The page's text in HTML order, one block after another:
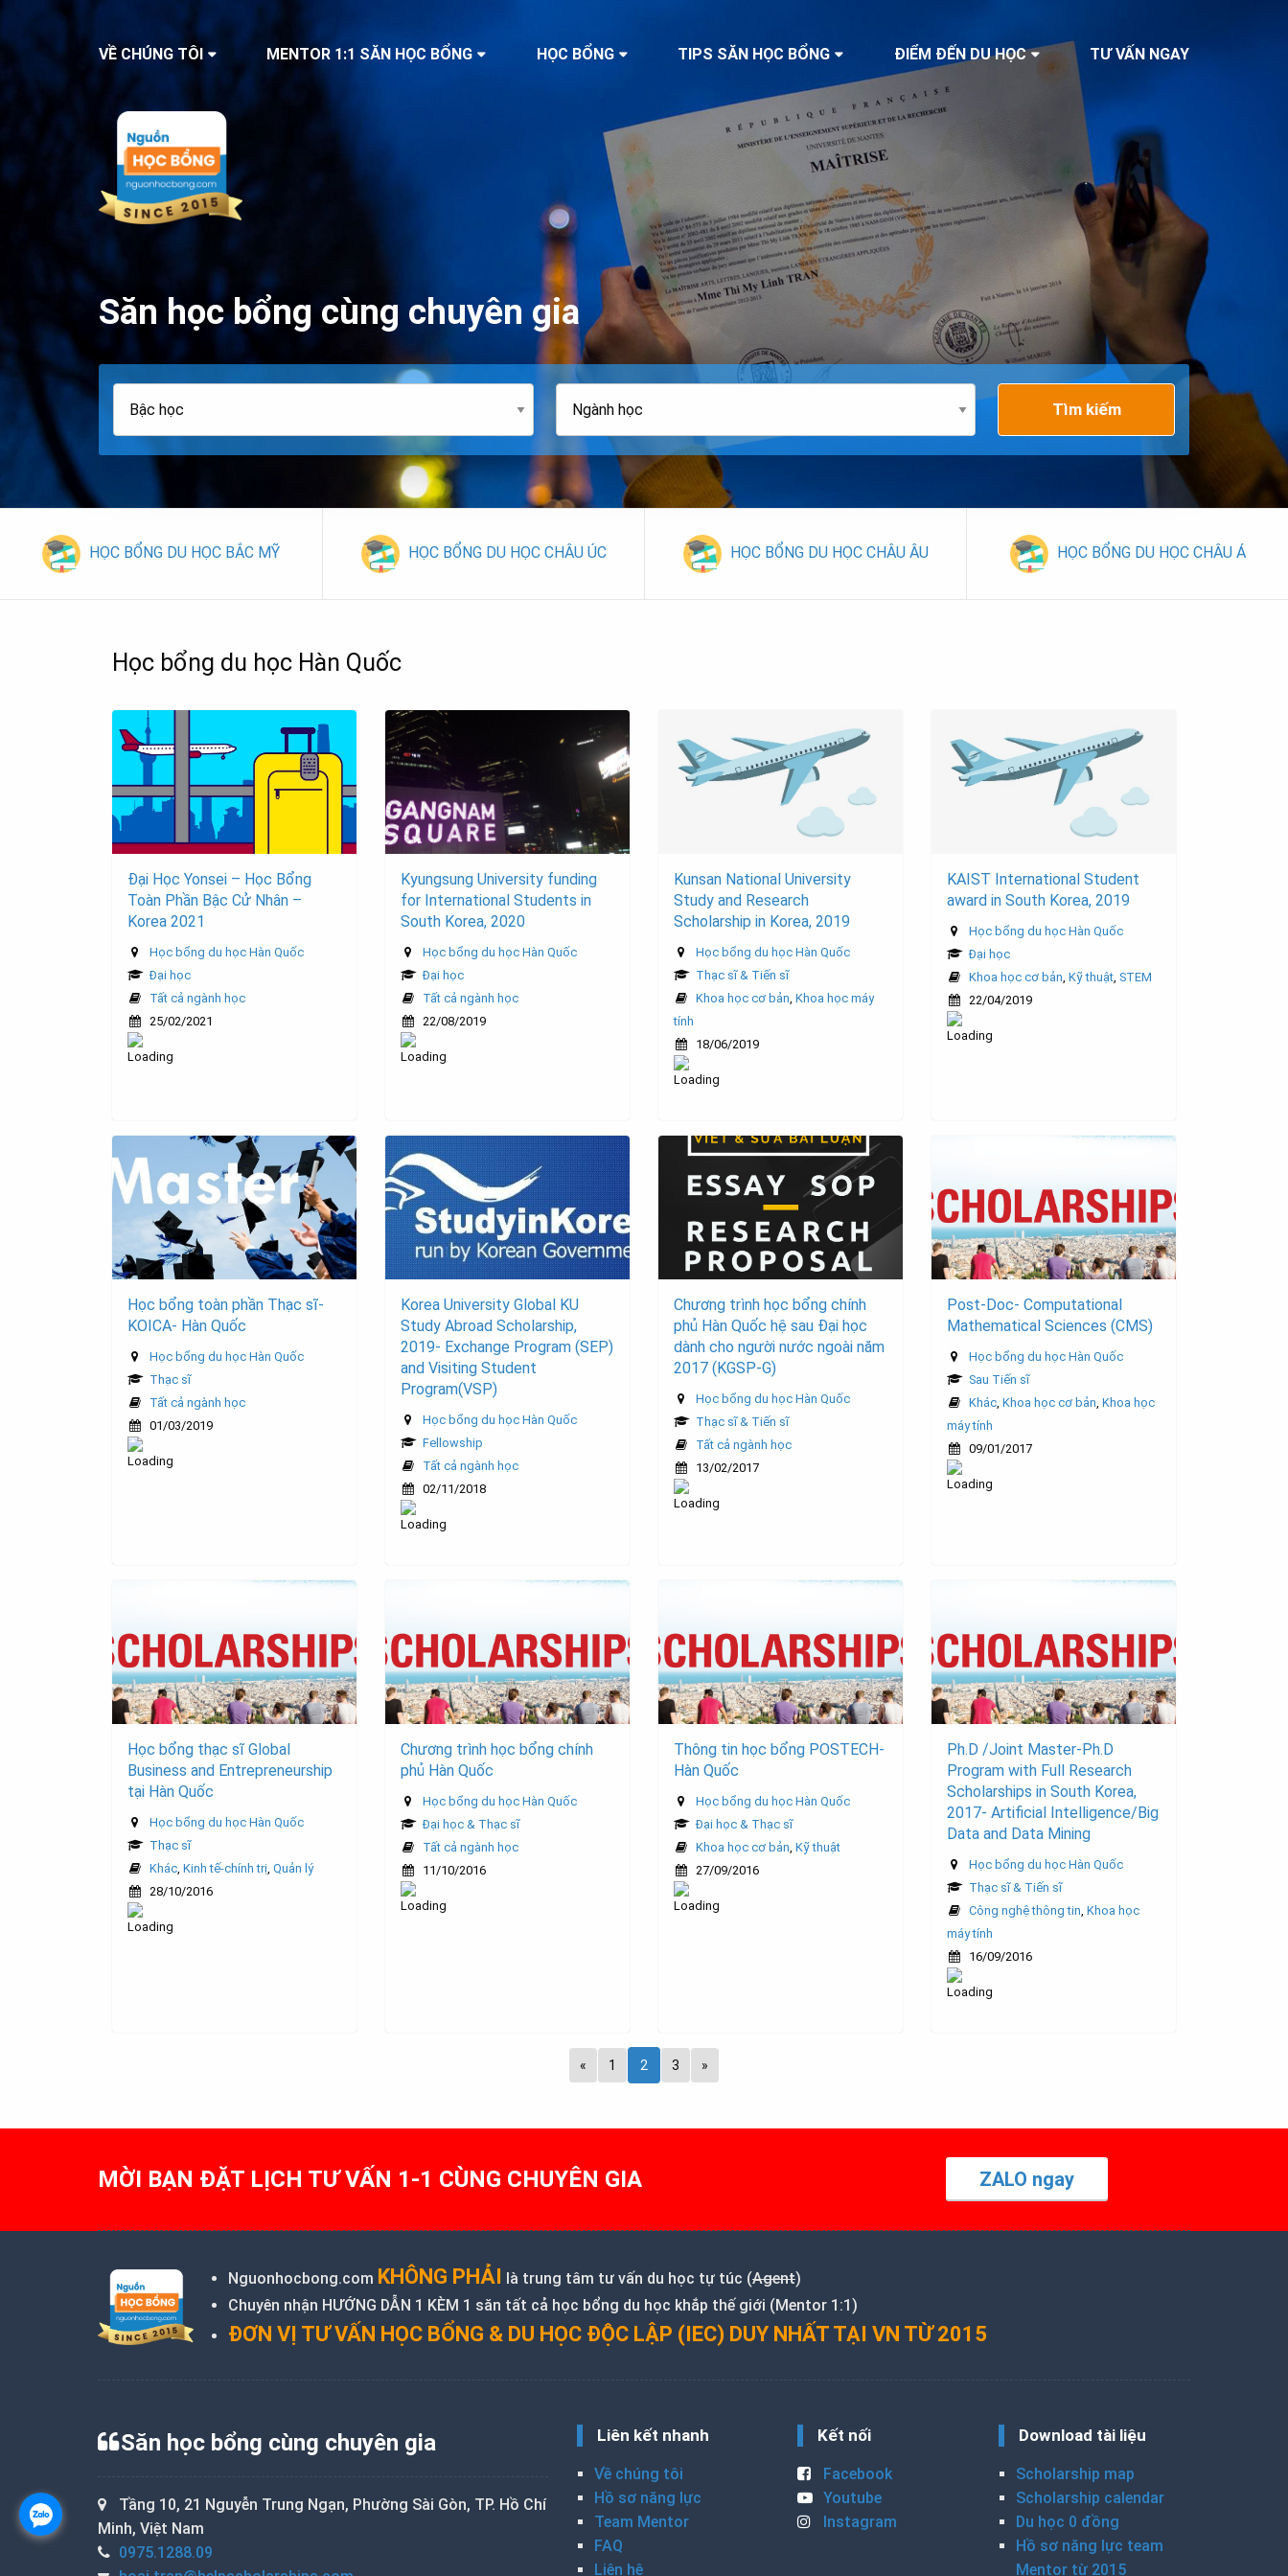
VỀ CHÚNG TÔI MENTOR 1:1 SĂN HỌC BỔNG HỌC BỔNG TIPS SĂN HỌC BỔNG ĐIỂM ĐẾN DU HỌC TƯ VẤN NGAY
Săn học bổng cùng chuyên gia
Tìm kiếm
HỌC BỔNG DU HỌC BẮC MỸ HỌC BỔNG DU HỌC CHÂU ÚC HỌC BỔNG DU HỌC CHÂU ÂU HỌC BỔNG DU HỌC CHÂU Á
Học bổng du học Hàn Quốc
Đại Học Yonsei – Học Bổng
Toàn Phần Bậc Cử Nhân –
Korea 2021
Học bổng du học Hàn Quốc
Đại học
Tất cả ngành học
25/02/2021
Kyungsung University funding
for International Students in
South Korea, 2020
Học bổng du học Hàn Quốc
Đại học
Tất cả ngành học
22/08/2019
Kunsan National University
Study and Research
Scholarship in Korea, 2019
Học bổng du học Hàn Quốc
Thạc sĩ & Tiến sĩ
Khoa học cơ bản, Khoa học máy
tính
18/06/2019
KAIST International Student
award in South Korea, 2019
Học bổng du học Hàn Quốc
Đại học
Khoa học cơ bản, Kỹ thuật, STEM
22/04/2019
Học bổng toàn phần Thạc sĩ-
KOICA- Hàn Quốc
Học bổng du học Hàn Quốc
Thạc sĩ
Tất cả ngành học
01/03/2019
Korea University Global KU
Study Abroad Scholarship,
2019- Exchange Program (SEP)
and Visiting Student
Program(VSP)
Học bổng du học Hàn Quốc
Fellowship
Tất cả ngành học
02/11/2018
Chương trình học bổng chính
phủ Hàn Quốc hệ sau Đại học
dành cho người nước ngoài năm
2017 (KGSP-G)
Học bổng du học Hàn Quốc
Thạc sĩ & Tiến sĩ
Tất cả ngành học
13/02/2017
Post-Doc- Computational
Mathematical Sciences (CMS)
Học bổng du học Hàn Quốc
Sau Tiến sĩ
Khác, Khoa học cơ bản, Khoa học
máy tính
09/01/2017
Học bổng thạc sĩ Global
Business and Entrepreneurship
tại Hàn Quốc
Học bổng du học Hàn Quốc
Thạc sĩ
Khác, Kinh tế-chính trị, Quản lý
28/10/2016
Chương trình học bổng chính
phủ Hàn Quốc
Học bổng du học Hàn Quốc
Đại học & Thạc sĩ
Tất cả ngành học
11/10/2016
Thông tin học bổng POSTECH-
Hàn Quốc
Học bổng du học Hàn Quốc
Đại học & Thạc sĩ
Khoa học cơ bản, Kỹ thuật
27/09/2016
Ph.D /Joint Master-Ph.D
Program with Full Research
Scholarships in South Korea,
2017- Artificial Intelligence/Big
Data and Data Mining
Học bổng du học Hàn Quốc
Thạc sĩ & Tiến sĩ
Công nghệ thông tin, Khoa học
máy tính
16/09/2016
« 1 2 3 »
MỜI BẠN ĐẶT LỊCH TƯ VẤN 1-1 CÙNG CHUYÊN GIA ZALO ngay
Nguonhocbong.com KHÔNG PHẢI là trung tâm tư vấn du học tự túc (Agent)
Chuyên nhận HƯỚNG DẪN 1 KÈM 1 săn tất cả học bổng du học khắp thế giới (Mentor 1:1)
ĐƠN VỊ TƯ VẤN HỌC BỔNG & DU HỌC ĐỘC LẬP (IEC) DUY NHẤT TẠI VN TỪ 2015
Săn học bổng cùng chuyên gia
Tầng 10, 21 Nguyễn Trung Ngạn, Phường Sài Gòn, TP. Hồ Chí
Minh, Việt Nam
0975.1288.09
Liên kết nhanh
Về chúng tôi
Hồ sơ năng lực
Team Mentor
FAQ
Liên hệ
Kết nối
Facebook
Youtube
Instagram
Download tài liệu
Scholarship map
Scholarship calendar
Du học 0 đồng
Hồ sơ năng lực team
Mentor từ 2015